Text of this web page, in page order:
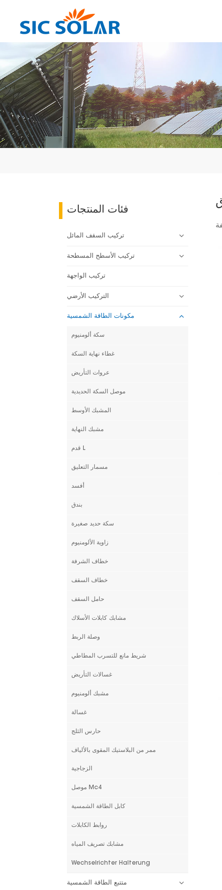
فئات المنتجات
تركيب السقف المائل
تركيب الأسطح المسطحة
تركيب الواجهة
التركيب الأرضي
مكونات الطاقة الشمسية
سكة ألومنيوم
غطاء نهاية السكة
عروات التأريض
موصل السكة الحديدية
المشبك الأوسط
مشبك النهاية
قدم L
مسمار التعليق
أفسد
بندق
سكة حديد صغيرة
زاوية الألومنيوم
خطاف الشرفة
خطاف السقف
حامل السقف
مشابك كابلات الأسلاك
وصلة الربط
شريط مانع للتسرب المطاطي
غسالات التأريض
مشبك ألومنيوم
غسالة
حارس الثلج
ممر من البلاستيك المقوى بالألياف
الزجاجية
موصل Mc4
كابل الطاقة الشمسية
روابط الكابلات
مشابك تصريف المياه
Wechselrichter Halterung
متتبع الطاقة الشمسية